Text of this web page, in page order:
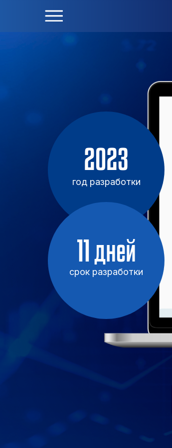
11 дней
2023
год разработки
срок разработки